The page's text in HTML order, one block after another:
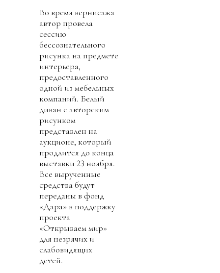
Во время вернисажа
автор провела
сессию
бессознательного
рисунка на предмете
интерьера,
предоставленного
одной из мебельных
компаний. Белый
диван с авторским
рисунком
представлен на
аукционе, который
продлится до конца
выставки 23 ноября.
Все вырученные
средства будут
переданы в фонд
«Дара» в поддержку
проекта
«Открываем мир»
для незрячих и
слабовидящих
детей.